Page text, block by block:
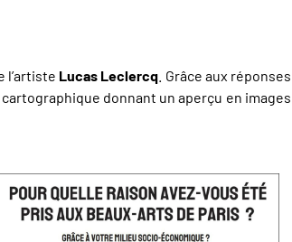
l’artiste Lucas Leclercq . Grâce aux réponses
donnant un aperçu en images